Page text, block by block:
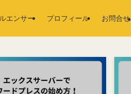
エンサー プロフィール お問合せ